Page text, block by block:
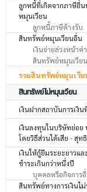
ลูกหนี้ที่เกิดจากภาษีอื่น
หมุนเวียน
ลูกหนี้ภาษีค้างรับ
สินทรัพย์หมุนเวียนอื่น
เงินจ่ายล่วงหน้า
สินทรัพย์หมุนเวีย
รวมสินทรัพย์หมุนเวีย
สินทรัพย์ไม่หมุนเวียน
เงินฝากสถาบันการเงิ
เงินลงทุนในบริษัทย่อย
โดยวิธีส่วนได้เสีย - สุทธิ
เงินให้กู้ยืมระยะยาวแ
ชำระเกินกว่าหนึ่งปี
บุคคลหรือกิจการ
สินทรัพย์ทางการเงินไ